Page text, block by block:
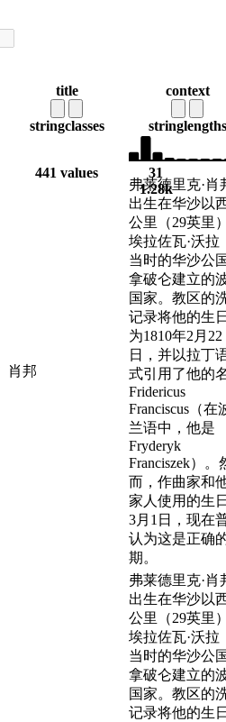
title
stringclasses
441 values
context
stringlengths
31
1.28k
肖邦
弗莱德里克·肖
出生在华沙以
公里（29英里
埃拉佐瓦·沃拉
当时的华沙公
拿破仑建立的
国家。教区的
记录将他的生
为1810年2月22
日，并以拉丁
式引用了他的
Fridericus
Franciscus（在
兰语中，他是
Fryderyk
Franciszek）。
而，作曲家和
家人使用的生
3月1日，现在
认为这是正确
期。
弗莱德里克·肖
出生在华沙以
公里（29英里
埃拉佐瓦·沃拉
当时的华沙公
拿破仑建立的
国家。教区的
记录将他的生